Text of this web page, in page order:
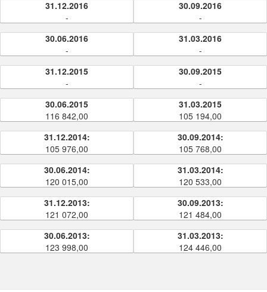
31.12.2016
-
30.09.2016
-
30.06.2016
-
31.03.2016
-
31.12.2015
-
30.09.2015
-
30.06.2015
116 842,00
31.03.2015
105 194,00
31.12.2014:
105 976,00
30.09.2014:
105 768,00
30.06.2014:
120 015,00
31.03.2014:
120 533,00
31.12.2013:
121 072,00
30.09.2013:
121 484,00
30.06.2013:
123 998,00
31.03.2013:
124 446,00